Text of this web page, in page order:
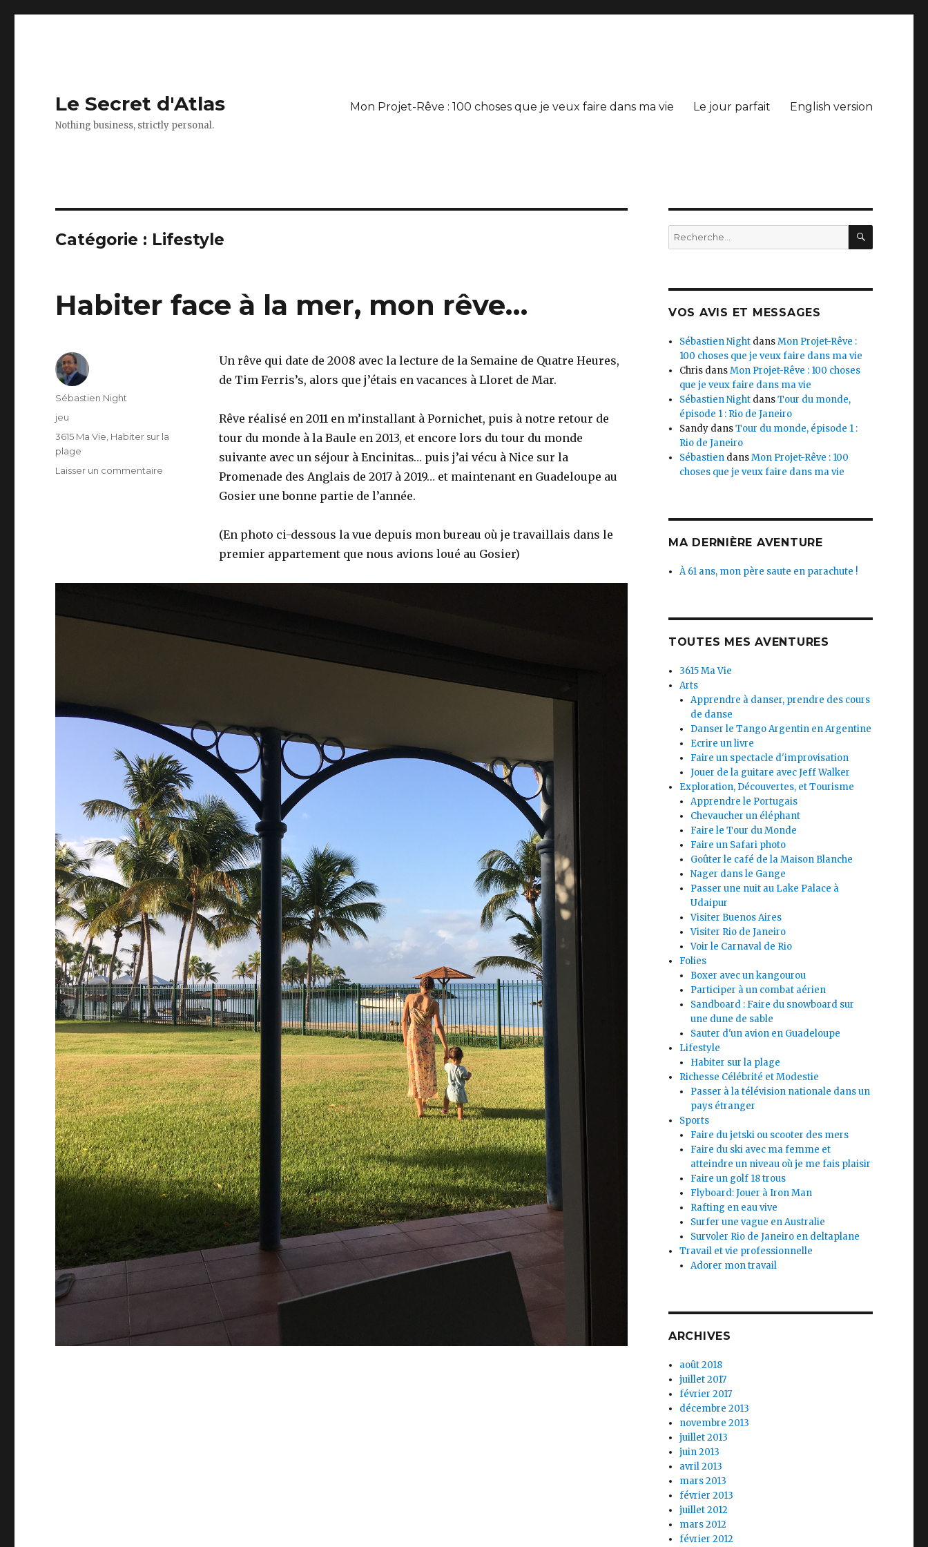
Le Secret d'Atlas
Nothing business, strictly personal.
Mon Projet-Rêve : 100 choses que je veux faire dans ma vie Le jour parfait English version
Catégorie : Lifestyle
Habiter face à la mer, mon rêve…
Un rêve qui date de 2008 avec la lecture de la Semaine de Quatre Heures,
de Tim Ferris’s, alors que j’étais en vacances à Lloret de Mar.
Rêve réalisé en 2011 en m’installant à Pornichet, puis à notre retour de
tour du monde à la Baule en 2013, et encore lors du tour du monde
suivante avec un séjour à Encinitas… puis j’ai vécu à Nice sur la
Promenade des Anglais de 2017 à 2019… et maintenant en Guadeloupe au
Gosier une bonne partie de l’année.
(En photo ci-dessous la vue depuis mon bureau où je travaillais dans le
premier appartement que nous avions loué au Gosier)
Auteur
Sébastien Night
Publié
le
jeu
Catégories
3615 Ma Vie Habiter sur la
plage
Laisser un commentaire
Recherche
pour
VOS AVIS ET MESSAGES
Sébastien Night dansMon Projet-Rêve :
100 choses que je veux faire dans ma vie
Chris dansMon Projet-Rêve : 100 choses
que je veux faire dans ma vie
Sébastien Night dansTour du monde,
épisode 1 : Rio de Janeiro
Sandy dansTour du monde, épisode 1 :
Rio de Janeiro
Sébastien dansMon Projet-Rêve : 100
choses que je veux faire dans ma vie
MA DERNIÈRE AVENTURE
À 61 ans, mon père saute en parachute !
TOUTES MES AVENTURES
3615 Ma Vie
Arts
Apprendre à danser, prendre des cours
de danse
Danser le Tango Argentin en Argentine
Ecrire un livre
Faire un spectacle d'improvisation
Jouer de la guitare avec Jeff Walker
Exploration, Découvertes, et Tourisme
Apprendre le Portugais
Chevaucher un éléphant
Faire le Tour du Monde
Faire un Safari photo
Goûter le café de la Maison Blanche
Nager dans le Gange
Passer une nuit au Lake Palace à
Udaipur
Visiter Buenos Aires
Visiter Rio de Janeiro
Voir le Carnaval de Rio
Folies
Boxer avec un kangourou
Participer à un combat aérien
Sandboard : Faire du snowboard sur
une dune de sable
Sauter d'un avion en Guadeloupe
Lifestyle
Habiter sur la plage
Richesse Célébrité et Modestie
Passer à la télévision nationale dans un
pays étranger
Sports
Faire du jetski ou scooter des mers
Faire du ski avec ma femme et
atteindre un niveau où je me fais plaisir
Faire un golf 18 trous
Flyboard: Jouer à Iron Man
Rafting en eau vive
Surfer une vague en Australie
Survoler Rio de Janeiro en deltaplane
Travail et vie professionnelle
Adorer mon travail
ARCHIVES
août 2018
juillet 2017
février 2017
décembre 2013
novembre 2013
juillet 2013
juin 2013
avril 2013
mars 2013
février 2013
juillet 2012
mars 2012
février 2012